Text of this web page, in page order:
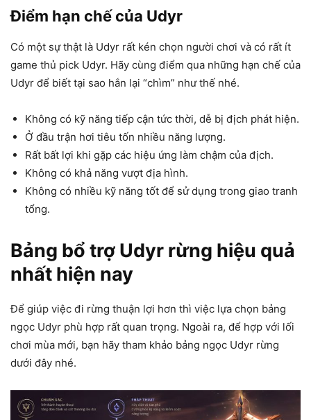
Điểm hạn chế của Udyr
Có một sự thật là Udyr rất kén chọn người chơi và có rất ít
game thủ pick Udyr. Hãy cùng điểm qua những hạn chế của
Udyr để biết tại sao hắn lại “chìm” như thế nhé.
Không có kỹ năng tiếp cận tức thời, dễ bị địch phát hiện.
Ở đầu trận hơi tiêu tốn nhiều năng lượng.
Rất bất lợi khi gặp các hiệu ứng làm chậm của địch.
Không có khả năng vượt địa hình.
Không có nhiều kỹ năng tốt để sử dụng trong giao tranh
tổng.
Bảng bổ trợ Udyr rừng hiệu quả
nhất hiện nay
Để giúp việc đi rừng thuận lợi hơn thì việc lựa chọn bảng
ngọc Udyr phù hợp rất quan trọng. Ngoài ra, để hợp với lối
chơi mùa mới, bạn hãy tham khảo bảng ngọc Udyr rừng
dưới đây nhé.